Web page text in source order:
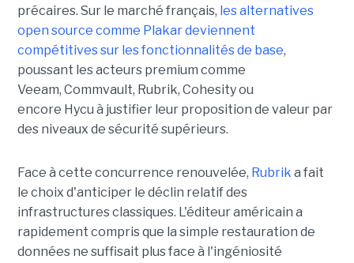
précaires. Sur le marché français, les alternatives
open source comme Plakar deviennent
compétitives sur les fonctionnalités de base,
poussant les acteurs premium comme
Veeam, Commvault, Rubrik, Cohesity ou
encore Hycu à justifier leur proposition de valeur par
des niveaux de sécurité supérieurs.
Face à cette concurrence renouvelée, Rubrik a fait
le choix d'anticiper le déclin relatif des
infrastructures classiques. L'éditeur américain a
rapidement compris que la simple restauration de
données ne suffisait plus face à l'ingéniosité